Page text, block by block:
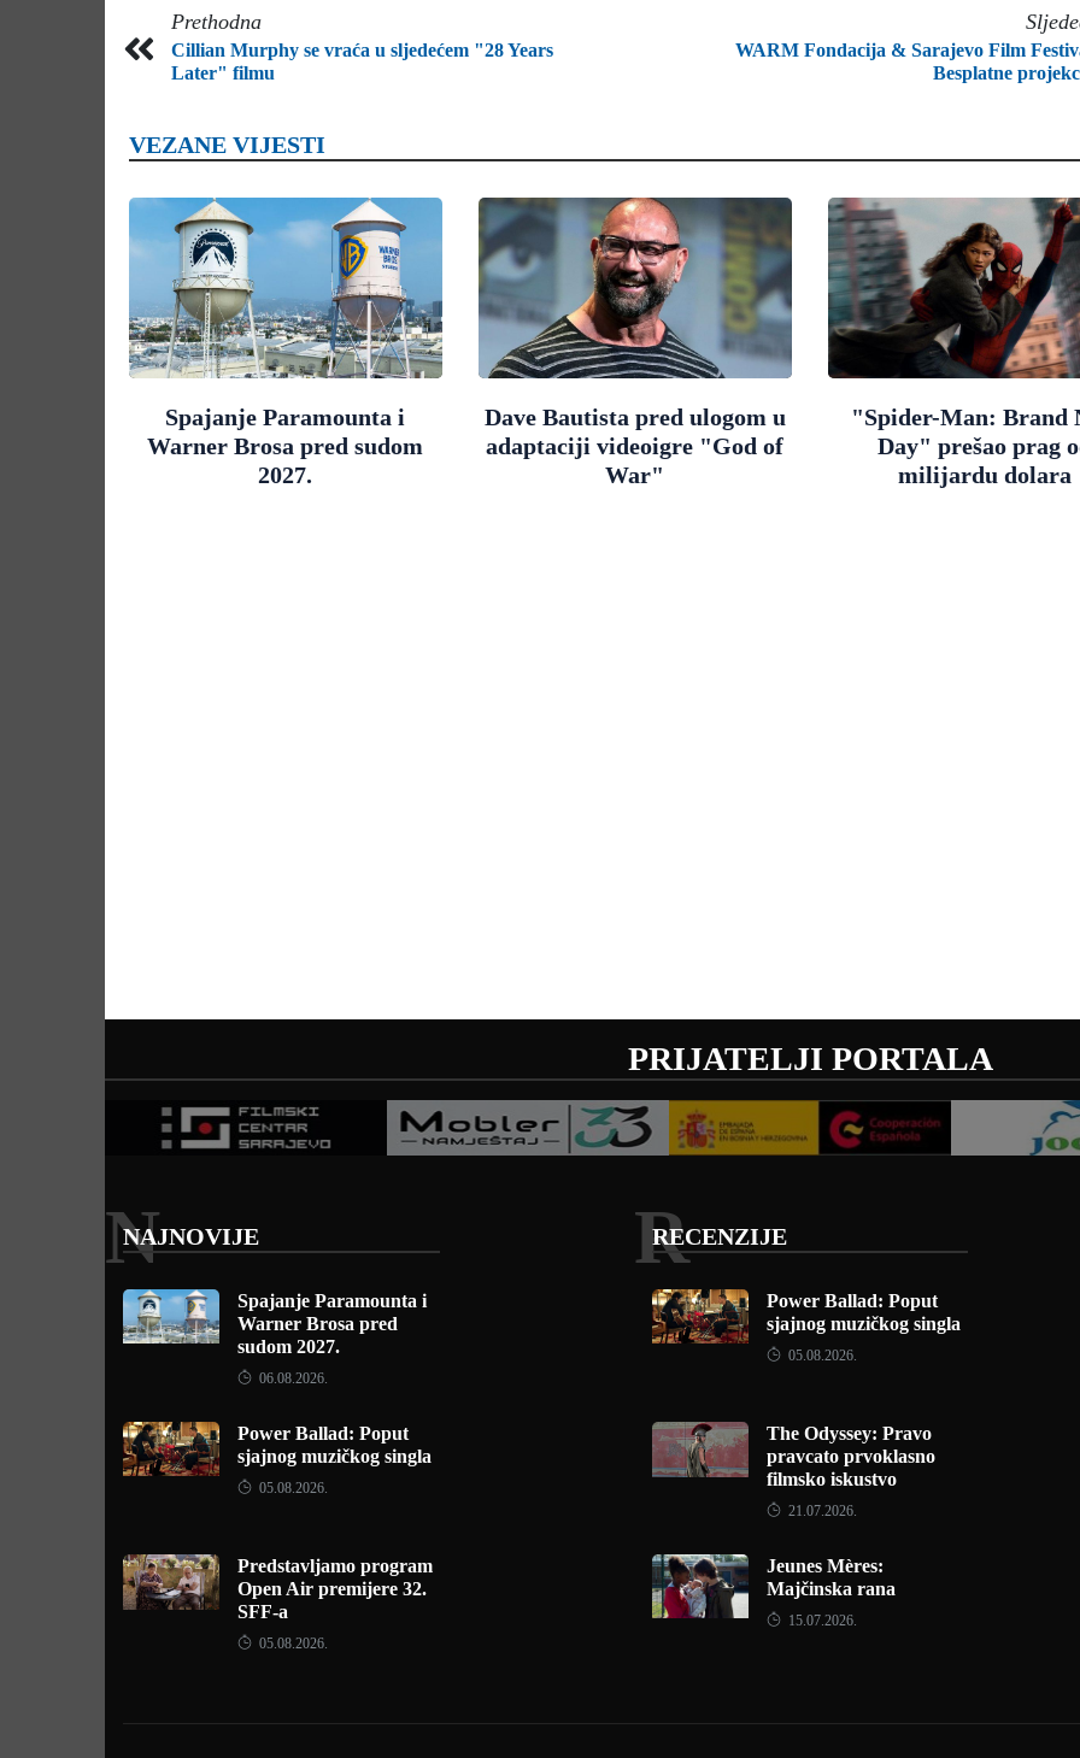
Prethodna
Cillian Murphy se vraća u sljedećem "28 Years
Later" filmu
WARM Fondacija & Sarajevo Film
Besplatne
VEZANE VIJESTI
Spajanje Paramounta i
Warner Brosa pred sudom
2027.
Dave Bautista pred ulogom u
adaptaciji videoigre "God of
War"
"Spider-Man: Brand
Day" prešao prag
milijardu dolara
PRIJATELJI PORTALA
NAJNOVIJE
N
Spajanje Paramounta i
Warner Brosa pred
sudom 2027.
06.08.2026.
Power Ballad: Poput
sjajnog muzičkog singla
05.08.2026.
Predstavljamo program
Open Air premijere 32.
SFF-a
05.08.2026.
RECENZIJE
R
Power Ballad: Poput
sjajnog muzičkog singla
05.08.2026.
The Odyssey: Pravo
pravcato prvoklasno
filmsko iskustvo
21.07.2026.
Jeunes Mères:
Majčinska rana
15.07.2026.